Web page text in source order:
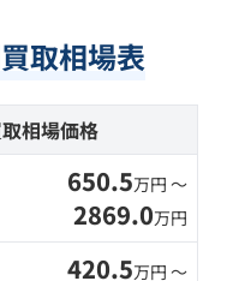
取相場表
相場価格
650.5万円 〜
2869.0万円
420.5万円 〜